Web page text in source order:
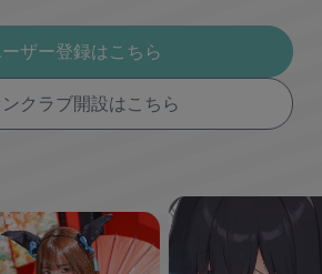
ザー登録はこちら
クラブ開設はこちら